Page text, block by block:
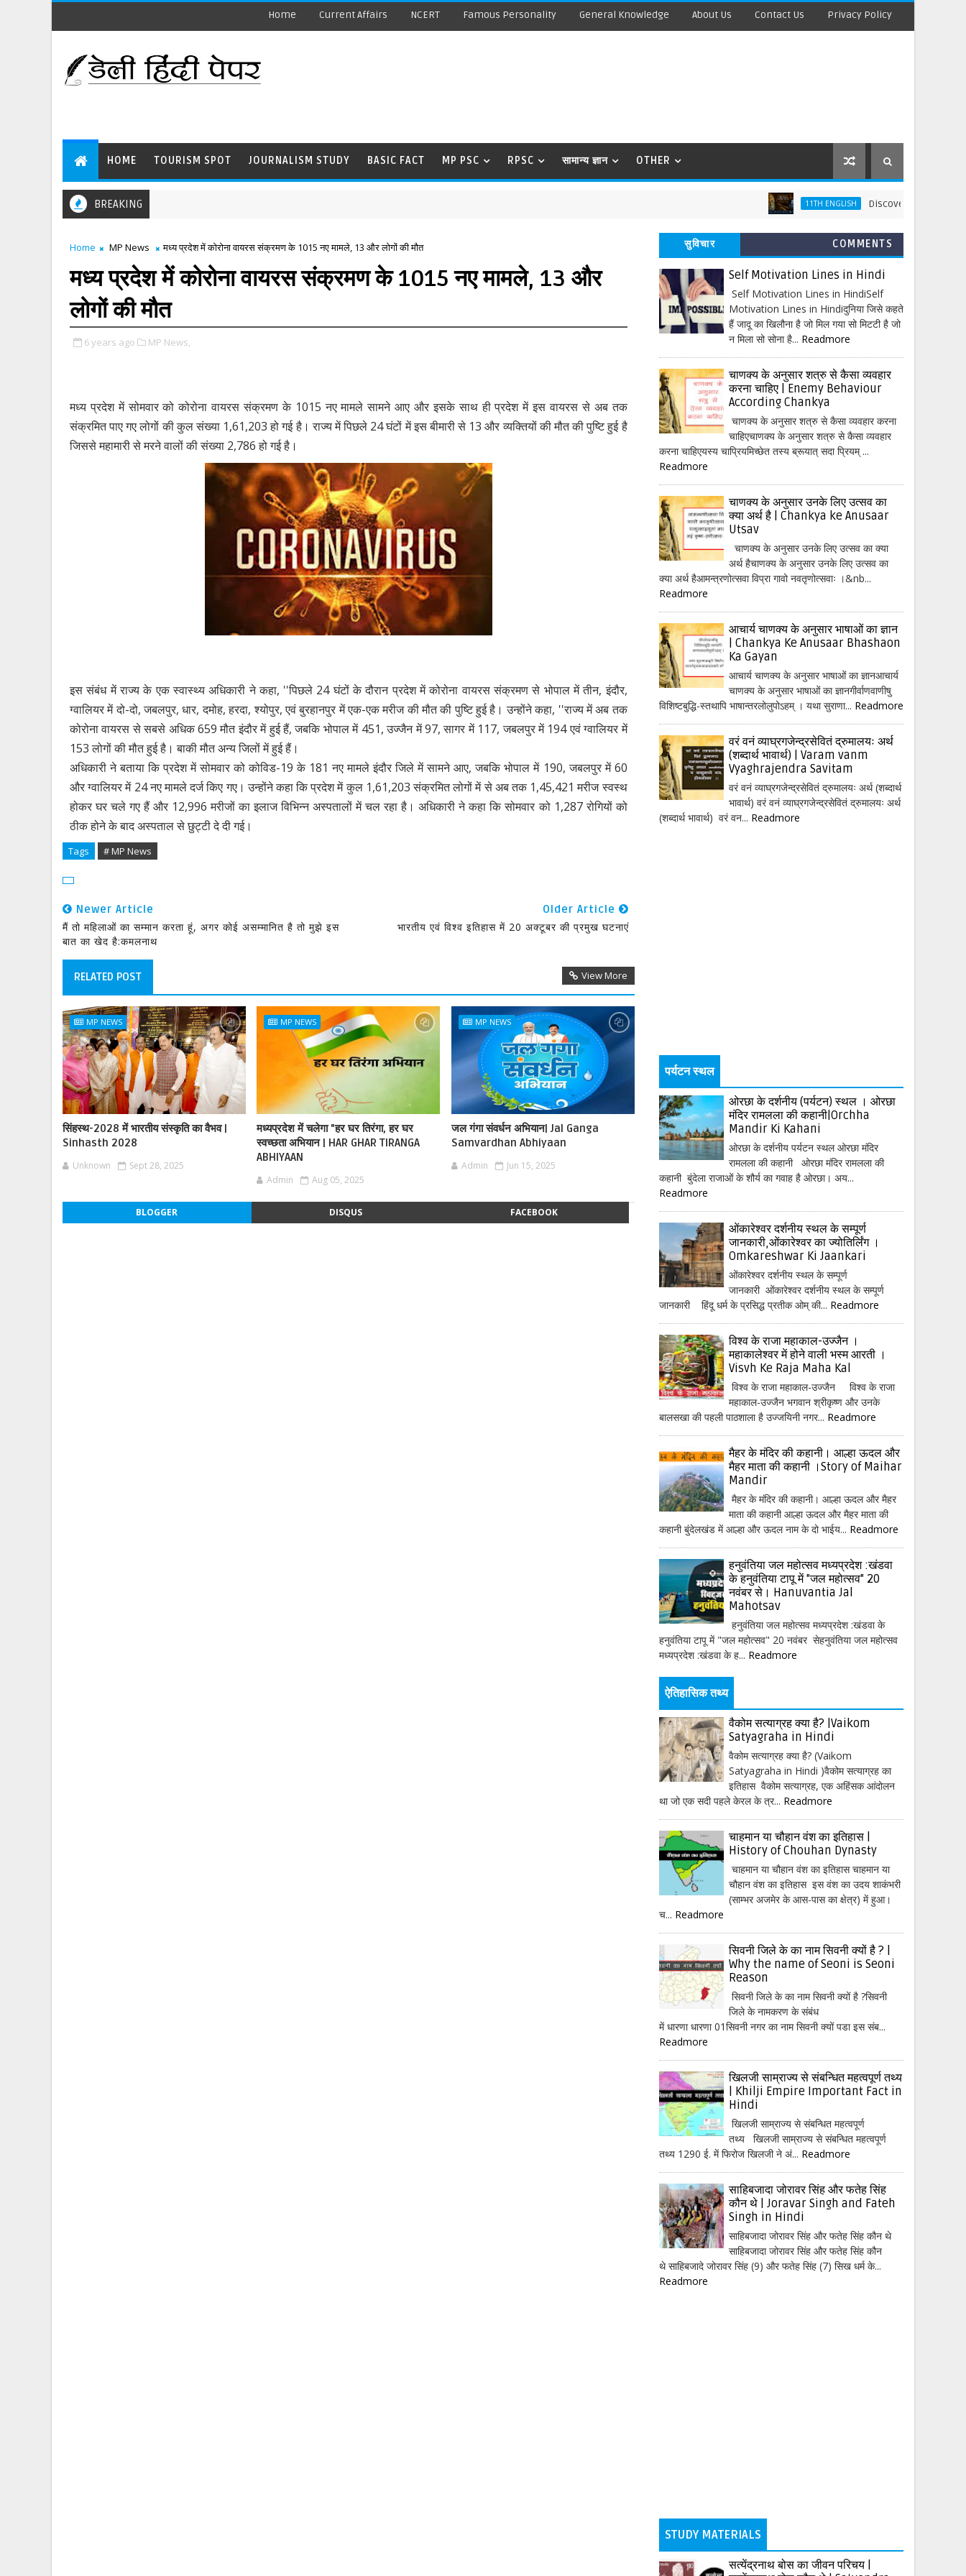
Home Current Affairs NCERT Famous Personality General Knowledge About Us Contact Us Privacy Policy
HOME TOURISM SPOT JOURNALISM STUDY BASIC FACT MP PSC RPSC सामान्य ज्ञान OTHER
BREAKING 11TH ENGLISH Discovering Tut: The Saga
Home MP News मध्य प्रदेश में कोरोना वायरस संक्रमण के 1015 नए मामले, 13 और लोगों की मौत
मध्य प्रदेश में कोरोना वायरस संक्रमण के 1015 नए मामले, 13 और
लोगों की मौत
6 years ago MP News,
मध्य प्रदेश में सोमवार को कोरोना वायरस संक्रमण के 1015 नए मामले सामने आए और इसके साथ ही प्रदेश में इस वायरस से अब तक
संक्रमित पाए गए लोगों की कुल संख्या 1,61,203 हो गई है। राज्य में पिछले 24 घंटों में इस बीमारी से 13 और व्यक्तियों की मौत की पुष्टि हुई है
जिससे महामारी से मरने वालों की संख्या 2,786 हो गई है।
इस संबंध में राज्य के एक स्वास्थ्य अधिकारी ने कहा, ''पिछले 24 घंटों के दौरान प्रदेश में कोरोना वायरस संक्रमण से भोपाल में तीन, इंदौर,
ग्वालियर में दो-दो, जबलपुर, धार, दमोह, हरदा, श्योपुर, एवं बुरहानपुर में एक-एक मरीज की मौत की पुष्टि हुई है। उन्होंने कहा, ''राज्य में अब तक
कोरोना वायरस से सबसे अधिक 659 मौत इंदौर में हुई हैं, जबकि भोपाल में 451, उज्जैन में 97, सागर में 117, जबलपुर में 194 एवं ग्वालियर में
153 लोगों की मौत हुई है। बाकी मौत अन्य जिलों में हुई हैं।
अधिकारी ने बताया कि प्रदेश में सोमवार को कोविड-19 के 181 नए मामले इंदौर जिले में सामने आए, जबकि भोपाल में 190, जबलपुर में 60
और ग्वालियर में 24 नए मामले दर्ज किए गए। उन्होंने कहा कि प्रदेश में कुल 1,61,203 संक्रमित लोगों में से अब तक 1,45,421 मरीज स्वस्थ
होकर घर चले गए हैं और 12,996 मरीजों का इलाज विभिन्न अस्पतालों में चल रहा है। अधिकारी ने कहा कि सोमवार को 1,287 रोगियों को
ठीक होने के बाद अस्पताल से छुट्टी दे दी गई।
Tags # MP News
Newer Article
मैं तो महिलाओं का सम्मान करता हूं, अगर कोई असम्मानित है तो मुझे इस
बात का खेद है:कमलनाथ
Older Article
भारतीय एवं विश्व इतिहास में 20 अक्टूबर की प्रमुख घटनाएं
RELATED POST View More
MP NEWS
सिंहस्थ-2028 में भारतीय संस्कृति का वैभव |
Sinhasth 2028
Unknown Sept 28, 2025
MP NEWS
मध्यप्रदेश में चलेगा "हर घर तिरंगा, हर घर
स्वच्छता अभियान | HAR GHAR TIRANGA
ABHIYAAN
Admin Aug 05, 2025
MP NEWS
जल गंगा संवर्धन अभियान| Jal Ganga
Samvardhan Abhiyaan
Admin Jun 15, 2025
BLOGGER DISQUS FACEBOOK
सुविचार COMMENTS
Self Motivation Lines in Hindi
Self Motivation Lines in HindiSelf
Motivation Lines in Hindiदुनिया जिसे कहते
हैं जादू का खिलौना है जो मिल गया सो मिटटी है जो
न मिला सो सोना है... Readmore
चाणक्य के अनुसार शत्रु से कैसा व्यवहार
करना चाहिए | Enemy Behaviour
According Chankya
चाणक्य के अनुसार शत्रु से कैसा व्यवहार करना
चाहिएचाणक्य के अनुसार शत्रु से कैसा व्यवहार
करना चाहिएयस्य चाप्रियमिच्छेत तस्य ब्रूयात् सदा प्रियम् ...
Readmore
चाणक्य के अनुसार उनके लिए उत्सव का
क्या अर्थ है | Chankya ke Anusaar
Utsav
चाणक्य के अनुसार उनके लिए उत्सव का क्या
अर्थ हैचाणक्य के अनुसार उनके लिए उत्सव का
क्या अर्थ हैआमन्त्रणोत्सवा विप्रा गावो नवतृणोत्सवाः ।&nb...
Readmore
आचार्य चाणक्य के अनुसार भाषाओं का ज्ञान
| Chankya Ke Anusaar Bhashaon
Ka Gayan
आचार्य चाणक्य के अनुसार भाषाओं का ज्ञानआचार्य
चाणक्य के अनुसार भाषाओं का ज्ञानगीर्वाणवाणीषु
विशिष्टबुद्धि-स्तथापि भाषान्तरलोलुपोऽहम् । यथा सुराणा... Readmore
वरं वनं व्याघ्रगजेन्द्रसेवितं द्रुमालयः अर्थ
(शब्दार्थ भावार्थ) | Varam vanm
Vyaghrajendra Savitam
वरं वनं व्याघ्रगजेन्द्रसेवितं द्रुमालयः अर्थ (शब्दार्थ
भावार्थ) वरं वनं व्याघ्रगजेन्द्रसेवितं द्रुमालयः अर्थ
(शब्दार्थ भावार्थ) वरं वन... Readmore
पर्यटन स्थल
ओरछा के दर्शनीय (पर्यटन) स्थल । ओरछा
मंदिर रामलला की कहानी|Orchha
Mandir Ki Kahani
ओरछा के दर्शनीय पर्यटन स्थल ओरछा मंदिर
रामलला की कहानी ओरछा मंदिर रामलला की
कहानी बुंदेला राजाओं के शौर्य का गवाह है ओरछा। अय...
Readmore
ओंकारेश्वर दर्शनीय स्थल के सम्पूर्ण
जानकारी,ओंकारेश्वर का ज्योतिर्लिंग ।
Omkareshwar Ki Jaankari
ओंकारेश्वर दर्शनीय स्थल के सम्पूर्ण
जानकारी ओंकारेश्वर दर्शनीय स्थल के सम्पूर्ण
जानकारी हिंदू धर्म के प्रसिद्ध प्रतीक ओम् की... Readmore
विश्व के राजा महाकाल-उज्जैन ।
महाकालेश्वर में होने वाली भस्म आरती ।
Visvh Ke Raja Maha Kal
विश्व के राजा महाकाल-उज्जैन विश्व के राजा
महाकाल-उज्जैन भगवान श्रीकृष्ण और उनके
बालसखा की पहली पाठशाला है उज्जयिनी नगर... Readmore
मैहर के मंदिर की कहानी। आल्हा ऊदल और
मैहर माता की कहानी ।Story of Maihar
Mandir
मैहर के मंदिर की कहानी। आल्हा ऊदल और मैहर
माता की कहानी आल्हा ऊदल और मैहर माता की
कहानी बुंदेलखंड में आल्हा और ऊदल नाम के दो भाईय... Readmore
हनुवंतिया जल महोत्सव मध्यप्रदेश :खंडवा
के हनुवंतिया टापू में "जल महोत्सव" 20
नवंबर से। Hanuvantia Jal
Mahotsav
हनुवंतिया जल महोत्सव मध्यप्रदेश :खंडवा के
हनुवंतिया टापू में "जल महोत्सव" 20 नवंबर सेहनुवंतिया जल महोत्सव
मध्यप्रदेश :खंडवा के ह... Readmore
ऐतिहासिक तथ्य
वैकोम सत्याग्रह क्या है? |Vaikom
Satyagraha in Hindi
वैकोम सत्याग्रह क्या है? (Vaikom
Satyagraha in Hindi )वैकोम सत्याग्रह का
इतिहास वैकोम सत्याग्रह, एक अहिंसक आंदोलन
था जो एक सदी पहले केरल के त्र... Readmore
चाहमान या चौहान वंश का इतिहास |
History of Chouhan Dynasty
चाहमान या चौहान वंश का इतिहास चाहमान या
चौहान वंश का इतिहास इस वंश का उदय शाकंभरी
(साम्भर अजमेर के आस-पास का क्षेत्र) में हुआ।
च... Readmore
सिवनी जिले के का नाम सिवनी क्यों है ? |
Why the name of Seoni is Seoni
Reason
सिवनी जिले के का नाम सिवनी क्यों है ?सिवनी
जिले के नामकरण के संबंध
में धारणा धारणा 01सिवनी नगर का नाम सिवनी क्यों पडा इस संब...
Readmore
खिलजी साम्राज्य से संबन्धित महत्वपूर्ण तथ्य
| Khilji Empire Important Fact in
Hindi
खिलजी साम्राज्य से संबन्धित महत्वपूर्ण
तथ्य खिलजी साम्राज्य से संबन्धित महत्वपूर्ण
तथ्य 1290 ई. में फिरोज खिलजी ने अं... Readmore
साहिबजादा जोरावर सिंह और फतेह सिंह
कौन थे | Joravar Singh and Fateh
Singh in Hindi
साहिबजादा जोरावर सिंह और फतेह सिंह कौन थे
साहिबजादा जोरावर सिंह और फतेह सिंह कौन
थे साहिबजादे जोरावर सिंह (9) और फतेह सिंह (7) सिख धर्म के...
Readmore
STUDY MATERIALS
सत्येंद्रनाथ बोस का जीवन परिचय |